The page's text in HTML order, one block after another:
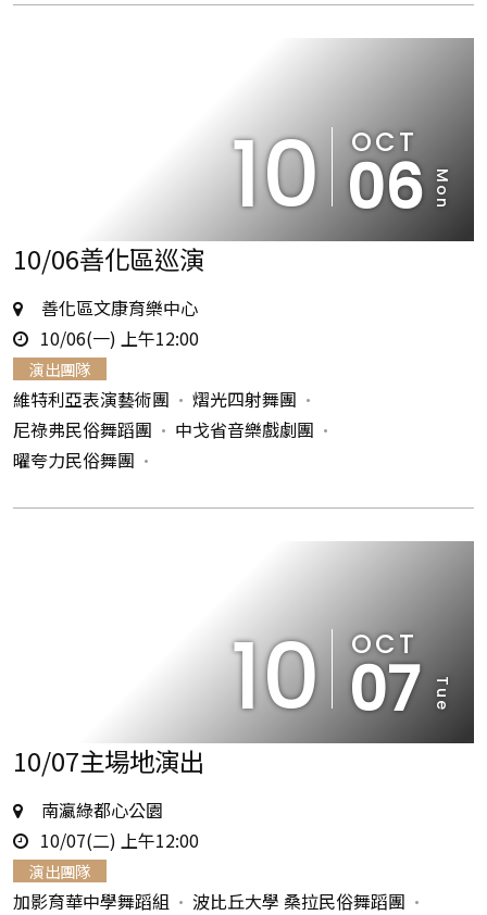
10 OCT
06 Mon
10/06善化區巡演
地
點
善化區文康育樂中心
時
間
10/06(一) 上午12:00
演出團隊
維特利亞表演藝術團
熠光四射舞團
尼祿弗民俗舞蹈團
中戈省音樂戲劇團
曜夸力民俗舞團
10 OCT
07 Tue
10/07主場地演出
地
點
南瀛綠都心公園
時
間
10/07(二) 上午12:00
演出團隊
加影育華中學舞蹈組
波比丘大學 桑拉民俗舞蹈團